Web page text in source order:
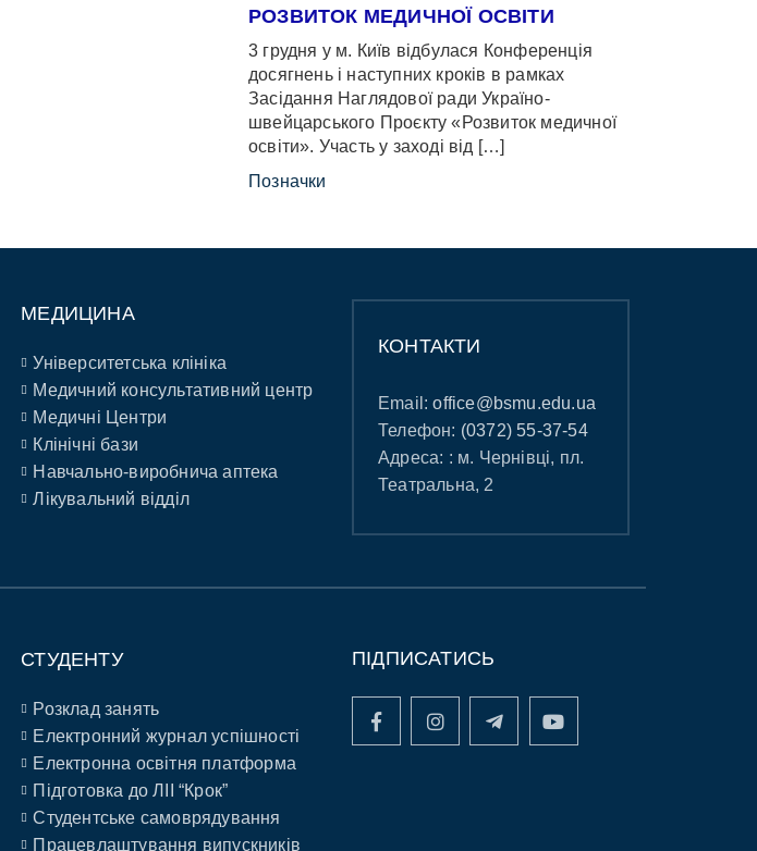
РОЗВИТОК МЕДИЧНОЇ ОСВІТИ
3 грудня у м. Київ відбулася Конференція
досягнень і наступних кроків в рамках
Засідання Наглядової ради Україно-
швейцарського Проєкту «Розвиток медичної
освіти». Участь у заході від […]
Позначки
МЕДИЦИНА
Університетська клініка
Медичний консультативний центр
Медичні Центри
Клінічні бази
Навчально-виробнича аптека
Лікувальний відділ
КОНТАКТИ
Email:office@bsmu.edu.ua
Телефон: (0372) 55-37-54
Адреса: : м. Чернівці, пл.
Театральна, 2
СТУДЕНТУ
Розклад занять
Електронний журнал успішності
Електронна освітня платформа
Підготовка до ЛІІ “Крок”
Студентське самоврядування
Працевлаштування випускників
ПІДПИСАТИСЬ